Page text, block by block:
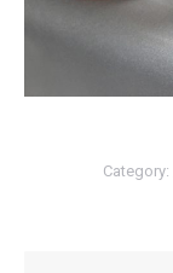
Category: